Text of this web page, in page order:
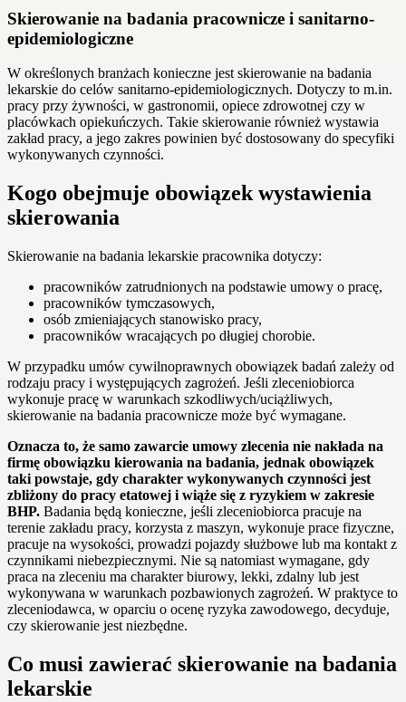
Skierowanie na badania pracownicze i sanitarno-
epidemiologiczne
W określonych branżach konieczne jest skierowanie na badania
lekarskie do celów sanitarno-epidemiologicznych. Dotyczy to m.in.
pracy przy żywności, w gastronomii, opiece zdrowotnej czy w
placówkach opiekuńczych. Takie skierowanie również wystawia
zakład pracy, a jego zakres powinien być dostosowany do specyfiki
wykonywanych czynności.
Kogo obejmuje obowiązek wystawienia
skierowania
Skierowanie na badania lekarskie pracownika dotyczy:
pracowników zatrudnionych na podstawie umowy o pracę,
pracowników tymczasowych,
osób zmieniających stanowisko pracy,
pracowników wracających po długiej chorobie.
W przypadku umów cywilnoprawnych obowiązek badań zależy od
rodzaju pracy i występujących zagrożeń. Jeśli zleceniobiorca
wykonuje pracę w warunkach szkodliwych/uciążliwych,
skierowanie na badania pracownicze może być wymagane.
Oznacza to, że samo zawarcie umowy zlecenia nie nakłada na
firmę obowiązku kierowania na badania, jednak obowiązek
taki powstaje, gdy charakter wykonywanych czynności jest
zbliżony do pracy etatowej i wiąże się z ryzykiem w zakresie
BHP. Badania będą konieczne, jeśli zleceniobiorca pracuje na
terenie zakładu pracy, korzysta z maszyn, wykonuje prace fizyczne,
pracuje na wysokości, prowadzi pojazdy służbowe lub ma kontakt z
czynnikami niebezpiecznymi. Nie są natomiast wymagane, gdy
praca na zleceniu ma charakter biurowy, lekki, zdalny lub jest
wykonywana w warunkach pozbawionych zagrożeń. W praktyce to
zleceniodawca, w oparciu o ocenę ryzyka zawodowego, decyduje,
czy skierowanie jest niezbędne.
Co musi zawierać skierowanie na badania
lekarskie